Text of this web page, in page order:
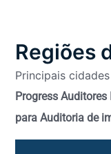
Regiões
Principais
Progress
para Auditoria de